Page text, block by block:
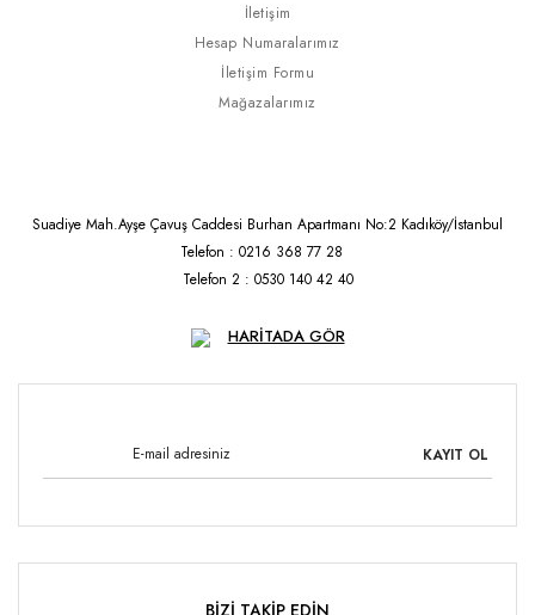
İletişim
Hesap Numaralarımız
İletişim Formu
Mağazalarımız
Suadiye Mah.Ayşe Çavuş Caddesi Burhan Apartmanı No:2 Kadıköy/İstanbul
Telefon : 0216 368 77 28
Telefon 2 : 0530 140 42 40
HARİTADA GÖR
KAYIT OL